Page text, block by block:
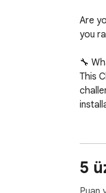
Are
you
🔧
This
5